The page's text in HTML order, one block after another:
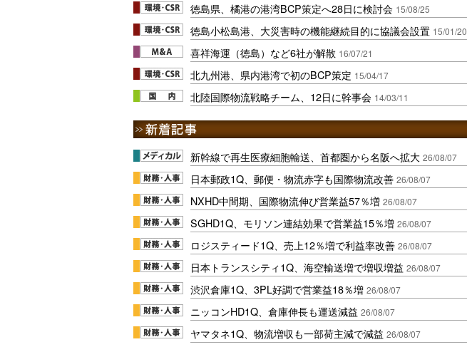
徳島県、橘港の港湾BCP策定へ28日に検討会 15/08/25
徳島小松島港、大災害時の機能継続目的に協議会設置 15/01/20
喜祥海運（徳島）など6社が解散 16/07/21
北九州港、県内港湾で初のBCP策定 15/04/17
北陸国際物流戦略チーム、12日に幹事会 14/03/11
新幹線で再生医療細胞輸送、首都圏から名阪へ拡大 26/08/07
日本郵政1Q、郵便・物流赤字も国際物流改善 26/08/07
NXHD中間期、国際物流伸び営業益57％増 26/08/07
SGHD1Q、モリソン連結効果で営業益15％増 26/08/07
ロジスティード1Q、売上12％増で利益率改善 26/08/07
日本トランスシティ1Q、海空輸送増で増収増益 26/08/07
渋沢倉庫1Q、3PL好調で営業益18％増 26/08/07
ニッコンHD1Q、倉庫伸長も運送減益 26/08/07
ヤマタネ1Q、物流増収も一部荷主減で減益 26/08/07